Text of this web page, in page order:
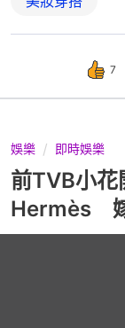
7
娛樂 即時娛樂
前TVB小
Hermès